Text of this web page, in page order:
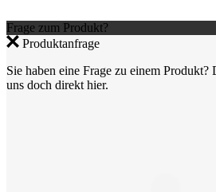
Frage zum Produkt?
Produktanfrage
Sie haben eine Frage zu einem Produkt?
uns doch direkt hier.